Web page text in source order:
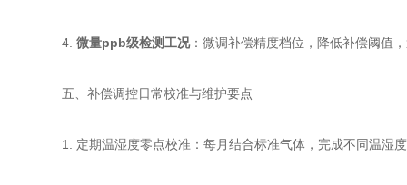
4. 微量ppb级检测工况：微调补偿精度档位，降低补偿阈值
五、补偿调控日常校准与维护要点
1. 定期温湿度零点校准：每月结合标准气体，完成不同温湿